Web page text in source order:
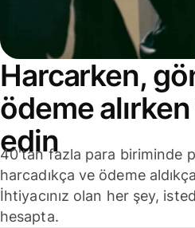
Harcarken,
ödeme
edin
40'tan fazla para biriminde
harcadıkça ve ödeme
İhtiyacınız olan her şey,
hesapta.